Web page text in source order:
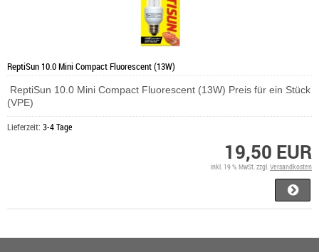
ReptiSun 10.0 Mini Compact Fluorescent (13W)
ReptiSun 10.0 Mini Compact Fluorescent (13W) Preis für ein Stück
(VPE)
Lieferzeit: 3-4 Tage
19,50 EUR
inkl. 19 % MwSt. zzgl.Versandkosten